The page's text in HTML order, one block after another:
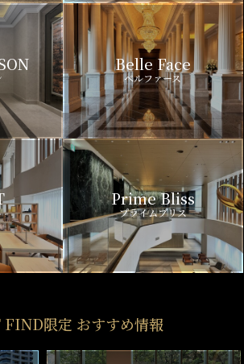
Belle Face
ベルファース
Prime Bliss
プライムブリス
限定 おすすめ情報